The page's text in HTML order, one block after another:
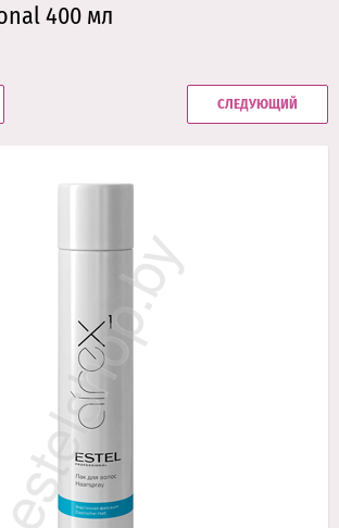
400 мл
СЛЕДУЮЩИЙ